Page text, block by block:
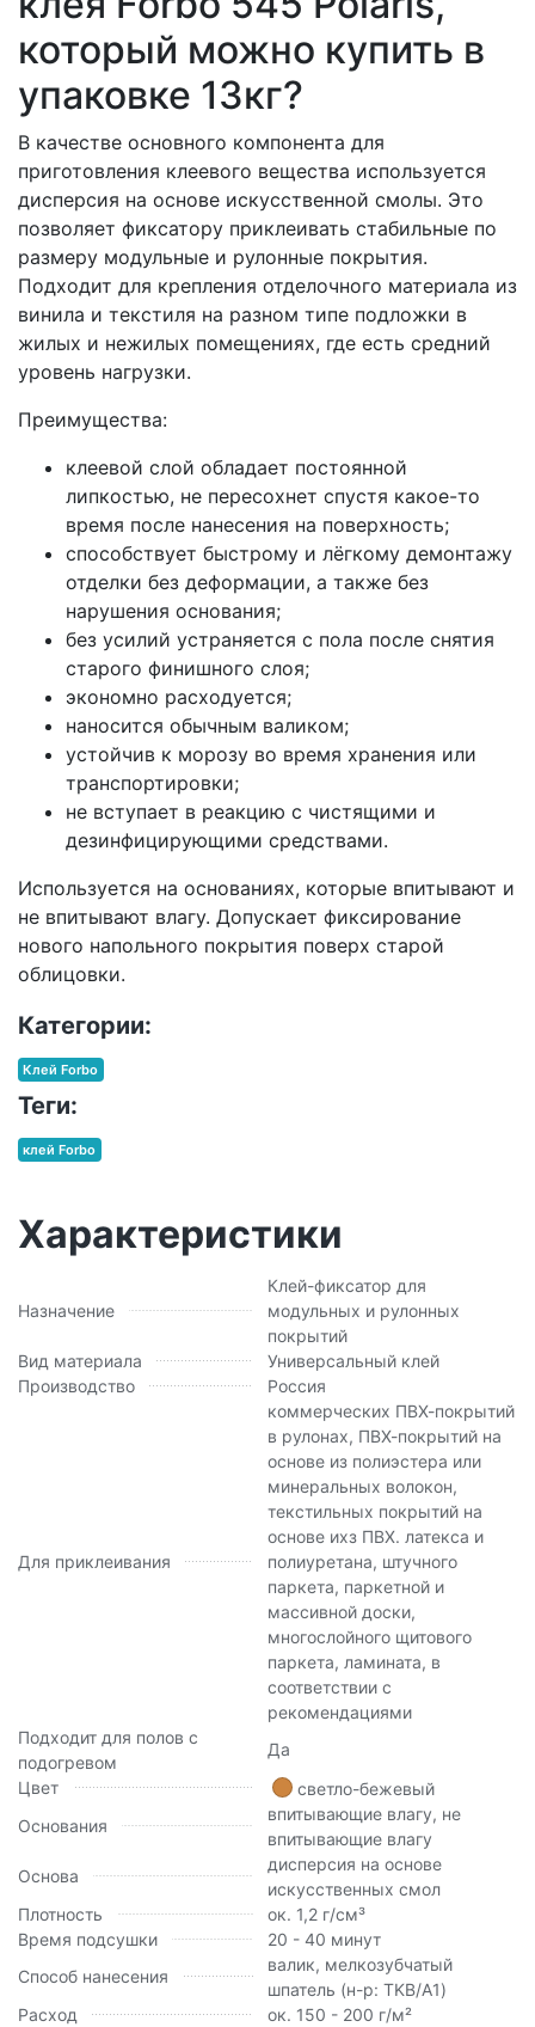
который можно купить в
упаковке 13кг?
В качестве основного компонента для
приготовления клеевого вещества используется
дисперсия на основе искусственной смолы. Это
позволяет фиксатору приклеивать стабильные по
размеру модульные и рулонные покрытия.
Подходит для крепления отделочного материала из
винила и текстиля на разном типе подложки в
жилых и нежилых помещениях, где есть средний
уровень нагрузки.
Преимущества:
клеевой слой обладает постоянной
липкостью, не пересохнет спустя какое-то
время после нанесения на поверхность;
способствует быстрому и лёгкому демонтажу
отделки без деформации, а также без
нарушения основания;
без усилий устраняется с пола после снятия
старого финишного слоя;
экономно расходуется;
наносится обычным валиком;
устойчив к морозу во время хранения или
транспортировки;
не вступает в реакцию с чистящими и
дезинфицирующими средствами.
Используется на основаниях, которые впитывают и
не впитывают влагу. Допускает фиксирование
нового напольного покрытия поверх старой
облицовки.
Категории:
Клей Forbo
Теги:
клей Forbo
Характеристики
Назначение
Клей-фиксатор для
модульных и рулонных
покрытий
Вид материала
Универсальный клей
Производство
Россия
Для приклеивания
коммерческих ПВХ-покрытий
в рулонах, ПВХ-покрытий на
основе из полиэстера или
минеральных волокон,
текстильных покрытий на
основе ихз ПВХ. латекса и
полиуретана, штучного
паркета, паркетной и
массивной доски,
многослойного щитового
паркета, ламината, в
соответствии с
рекомендациями
Подходит для полов с
подогревом
Да
Цвет
светло-бежевый
Основания
впитывающие влагу, не
впитывающие влагу
Основа
дисперсия на основе
искусственных смол
Плотность
ок. 1,2 г/см³
Время подсушки
20 - 40 минут
Способ нанесения
валик, мелкозубчатый
шпатель (н-р: TKB/A1)
Расход
ок. 150 - 200 г/м²